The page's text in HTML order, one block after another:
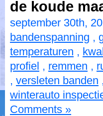
de koude
september 30th,
bandenspanning ,
temperaturen ,
profiel , remmen ,
, versleten banden
winterauto
Comments »